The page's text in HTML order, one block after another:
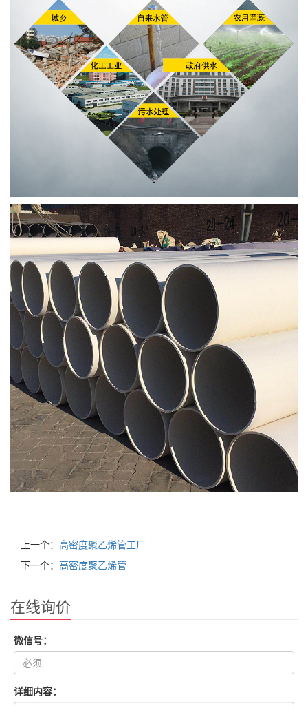
上一个： 高密度聚乙烯管工厂
下一个： 高密度聚乙烯管
在线询价
微信号：
详细内容：